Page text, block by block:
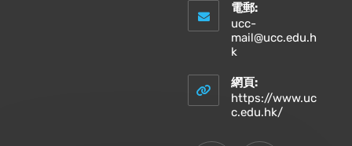
電郵:
ucc-
mail@ucc.edu.h
k
your
application
網頁:
https://www.uc
c.edu.hk/Opens